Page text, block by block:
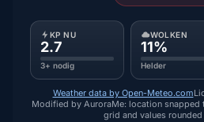
KP NU
2.7
3+ nodig
WOLKEN
11%
Helder
Weather data by Open-Meteo.com
Modified by AuroraMe: location snapped
grid and values